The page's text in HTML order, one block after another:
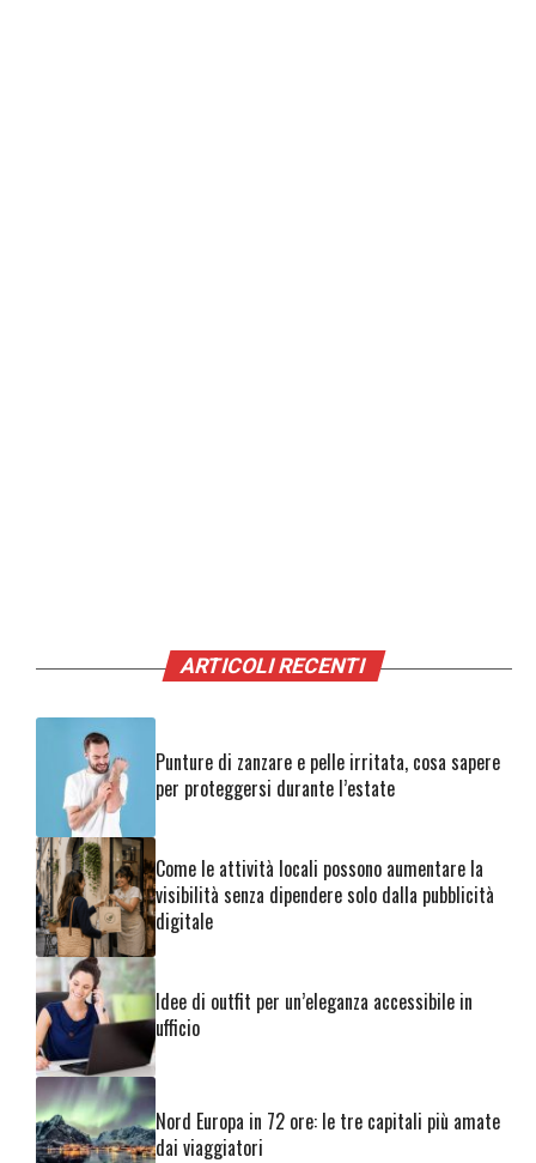
ARTICOLI RECENTI
Punture di zanzare e pelle irritata, cosa sapere
per proteggersi durante l’estate
Come le attività locali possono aumentare la
visibilità senza dipendere solo dalla pubblicità
digitale
Idee di outfit per un’eleganza accessibile in
ufficio
Nord Europa in 72 ore: le tre capitali più amate
dai viaggiatori